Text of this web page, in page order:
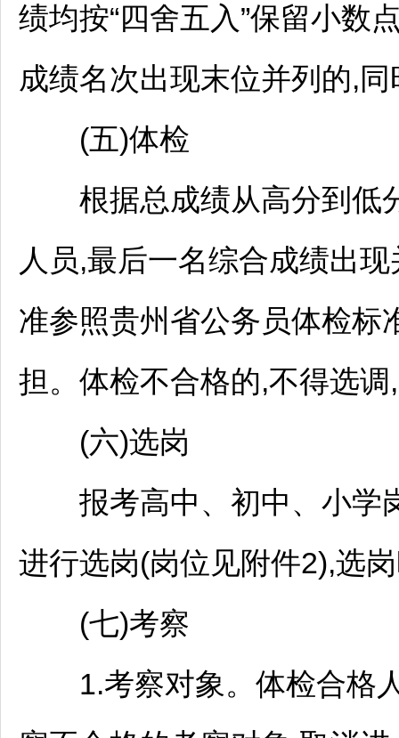
绩均按“四舍五入”保留小数
成绩名次出现末位并列的,
(五)体检
根据总成绩从高分到低
人员,最后一名综合成绩出
准参照贵州省公务员体检标
担。体检不合格的,不得选
(六)选岗
报考高中、初中、小学
进行选岗(岗位见附件2),选
(七)考察
1.考察对象。体检合格人